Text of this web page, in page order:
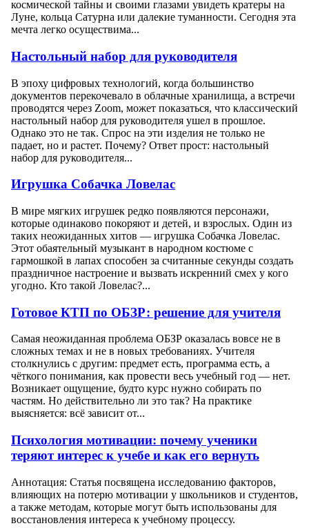
космической тайны и своими глазами увидеть кратеры на
Луне, кольца Сатурна или далекие туманности. Сегодня эта
мечта легко осуществима...
Настольный набор для руководителя
В эпоху цифровых технологий, когда большинство
документов перекочевало в облачные хранилища, а встречи
проводятся через Zoom, может показаться, что классический
настольный набор для руководителя ушел в прошлое.
Однако это не так. Спрос на эти изделия не только не
падает, но и растет. Почему? Ответ прост: настольный
набор для руководителя...
Игрушка Собачка Ловелас
В мире мягких игрушек редко появляются персонажи,
которые одинаково покоряют и детей, и взрослых. Один из
таких неожиданных хитов — игрушка Собачка Ловелас.
Этот обаятельный музыкант в народном костюме с
гармошкой в лапах способен за считанные секунды создать
праздничное настроение и вызвать искренний смех у кого
угодно. Кто такой Ловелас?...
Готовое КТП по ОБЗР: решение для учителя
Самая неожиданная проблема ОБЗР оказалась вовсе не в
сложных темах и не в новых требованиях. Учителя
столкнулись с другим: предмет есть, программа есть, а
чёткого понимания, как провести весь учебный год — нет.
Возникает ощущение, будто курс нужно собирать по
частям. Но действительно ли это так? На практике
выясняется: всё зависит от...
Психология мотивации: почему ученики
теряют интерес к учебе и как его вернуть
Аннотация: Статья посвящена исследованию факторов,
влияющих на потерю мотивации у школьников и студентов,
а также методам, которые могут быть использованы для
восстановления интереса к учебному процессу.